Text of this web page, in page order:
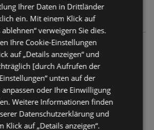
Ihrer Daten in Drittländer
ein. Mit einem Klick auf
ablehnen“ verweigern Sie dies.
Ihre Cookie-Einstellungen
auf „Details anzeigen“ und
[durch Aufrufen der
unten auf der
anpassen oder Ihre Einwilligung
Weitere Informationen finden
Datenschutzerklärung und
Klick auf „Details anzeigen“.